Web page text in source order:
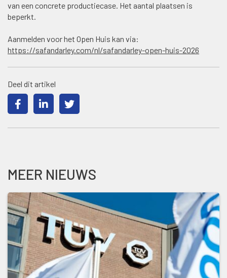
van een concrete productiecase. Het aantal plaatsen is
beperkt.
Aanmelden voor het Open Huis kan via:
https://safandarley.com/nl/safandarley-open-huis-2026
Deel dit artikel
MEER NIEUWS